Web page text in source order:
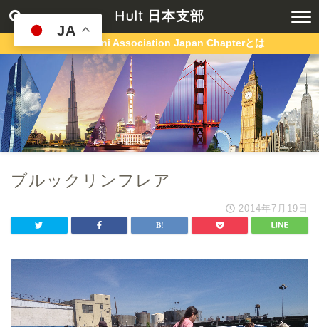
Hult 日本支部
Hult Alumni Association Japan Chapterとは
ブルックリンフレア
2014年7月19日
JA